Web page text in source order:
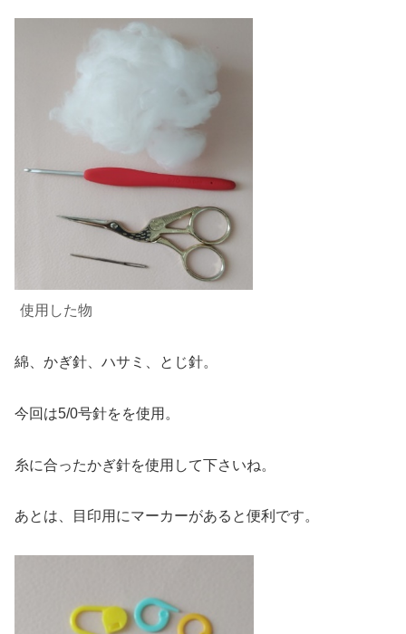
使用した物
綿、かぎ針、ハサミ、とじ針。
今回は5/0号針をを使用。
糸に合ったかぎ針を使用して下さいね。
あとは、目印用にマーカーがあると便利です。